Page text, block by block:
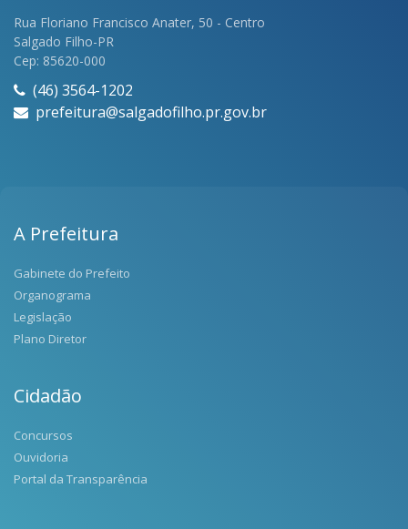
Rua Floriano Francisco Anater, 50 - Centro
Salgado Filho-PR
Cep: 85620-000
(46) 3564-1202
prefeitura@salgadofilho.pr.gov.br
A Prefeitura
Gabinete do Prefeito
Organograma
Legislação
Plano Diretor
Cidadão
Concursos
Ouvidoria
Portal da Transparência